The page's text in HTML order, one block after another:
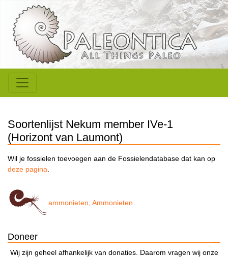
Soortenlijst Nekum member IVe-1
(Horizont van Laumont)
Wil je fossielen toevoegen aan de Fossielendatabase dat kan op
deze pagina.
ammonieten, Ammonieten
Doneer
Wij zijn geheel afhankelijk van donaties. Daarom vragen wij onze